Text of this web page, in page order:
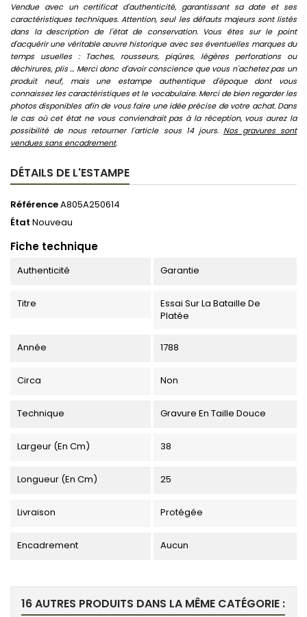
Vendue avec un certificat d'authenticité, garantissant sa date et ses
caractéristiques techniques. Attention, seul les défauts majeurs sont listés
dans la description de l'état de conservation. Vous êtes sur le point
d'acquérir une véritable œuvre historique avec ses éventuelles marques du
temps usuelles : Taches, rousseurs, piqûres, légères perforations ou
déchirures, plis ... Merci donc d'avoir conscience que vous n'achetez pas un
produit neuf, mais une estampe authentique d'époque dont vous
connaissez les caractéristiques et le vocabulaire. Merci de bien regarder les
photos disponibles afin de vous faire une idée précise de votre achat. Dans
le cas où cet état ne vous conviendrait pas à la réception, vous aurez la
possibilité de nous retourner l'article sous 14 jours. Nos gravures sont
vendues sans encadrement.
DÉTAILS DE L'ESTAMPE
RéférenceA805A250614
État Nouveau
Fiche technique
Authenticité Garantie
Titre
Essai Sur La Bataille De
Platée
Année 1788
Circa Non
Technique Gravure En Taille Douce
Largeur (en Cm) 38
Longueur (en Cm) 25
Livraison Protégée
Encadrement Aucun
16 AUTRES PRODUITS DANS LA MÊME CATÉGORIE :